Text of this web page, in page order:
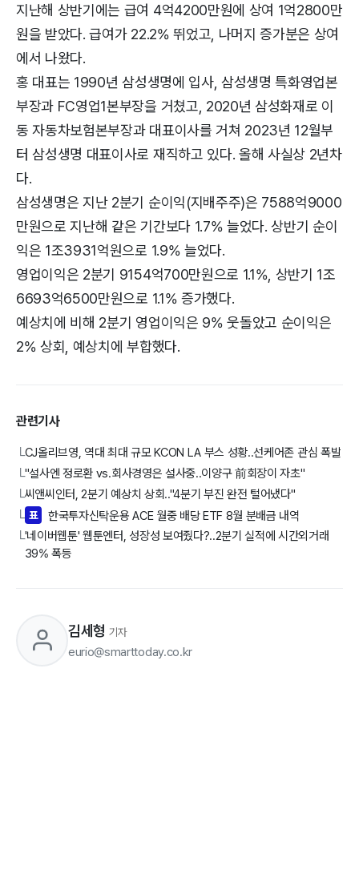
지난해 상반기에는 급여 4억4200만원에 상여 1억2800만
원을 받았다. 급여가 22.2% 뛰었고, 나머지 증가분은 상여
에서 나왔다.
홍 대표는 1990년 삼성생명에 입사, 삼성생명 특화영업본
부장과 FC영업1본부장을 거쳤고, 2020년 삼성화재로 이
동 자동차보험본부장과 대표이사를 거쳐 2023년 12월부
터 삼성생명 대표이사로 재직하고 있다. 올해 사실상 2년차
다.
삼성생명은 지난 2분기 순이익(지배주주)은 7588억9000
만원으로 지난해 같은 기간보다 1.7% 늘었다. 상반기 순이
익은 1조3931억원으로 1.9% 늘었다.
영업이익은 2분기 9154억700만원으로 1.1%, 상반기 1조
6693억6500만원으로 1.1% 증가했다.
예상치에 비해 2분기 영업이익은 9% 웃돌았고 순이익은
2% 상회, 예상치에 부합했다.
관련기사
└CJ올리브영, 역대 최대 규모 KCON LA 부스 성황..선케어존 관심 폭발
└"설사엔 정로환 vs.회사경영은 설사중..이양구 前회장이 자초"
└씨앤씨인터, 2분기 예상치 상회.."4분기 부진 완전 털어냈다"
└ 표 한국투자신탁운용 ACE 월중 배당 ETF 8월 분배금 내역
└'네이버웹툰' 웹툰엔터, 성장성 보여줬다?..2분기 실적에 시간외거래
39% 폭등
김세형 기자
eurio@smarttoday.co.kr